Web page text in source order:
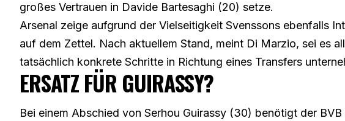
großes Vertrauen in Davide Bartesaghi (20) setze.
Arsenal zeige aufgrund der Vielseitigkeit Svenssons ebenfalls
auf dem Zettel. Nach aktuellem Stand, meint Di Marzio, sei es
tatsächlich konkrete Schritte in Richtung eines Transfers
ERSATZ FÜR GUIRASSY?
Bei einem Abschied von Serhou Guirassy (30) benötigt der